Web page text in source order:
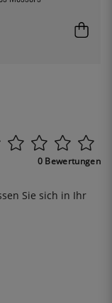
0 Bewertungen
Sie sich in Ihr